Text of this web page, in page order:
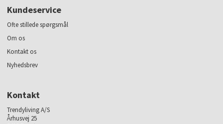
Kundeservice
Ofte stillede spørgsmål
Om os
Kontakt os
Nyhedsbrev
Kontakt
Trendyliving A/S
Århusvej 25